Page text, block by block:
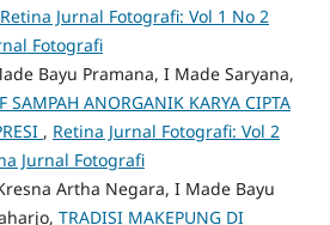
Retina Jurnal Fotografi: Vol 1 No 2
Fotografi
Bayu Pramana, I Made Saryana,
SAMPAH ANORGANIK KARYA CIPTA
, Retina Jurnal Fotografi: Vol 2
Jurnal Fotografi
Artha Negara, I Made Bayu
TRADISI MAKEPUNG DI